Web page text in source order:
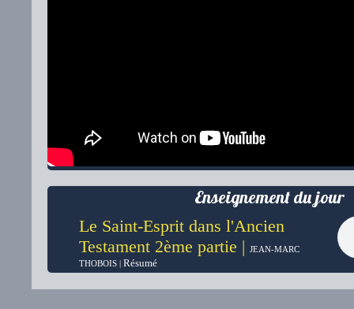
Enseignement du jour
Le Saint-Esprit dans l'Ancien
Testament 2ème partie | JEAN-MARC
THOBOIS | Résumé